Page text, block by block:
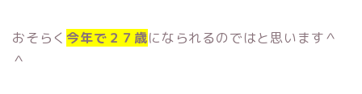
おそらく 今年で２７歳になられるのではと思います＾
＾